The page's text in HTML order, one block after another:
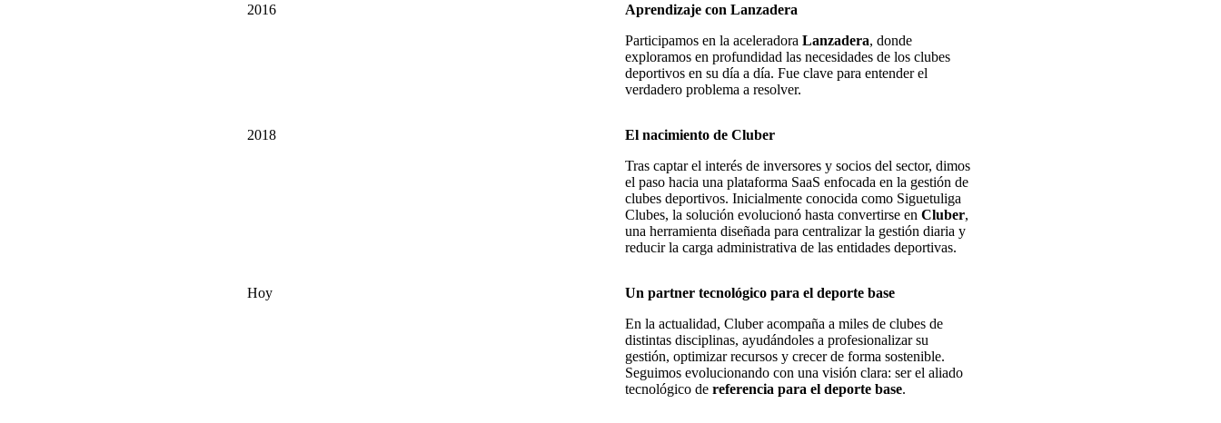
2016
Aprendizaje con Lanzadera
Participamos en la aceleradora Lanzadera, donde
exploramos en profundidad las necesidades de los clubes
deportivos en su día a día. Fue clave para entender el
verdadero problema a resolver.
2018
El nacimiento de Cluber
Tras captar el interés de inversores y socios del sector, dimos
el paso hacia una plataforma SaaS enfocada en la gestión de
clubes deportivos. Inicialmente conocida como Siguetuliga
Clubes, la solución evolucionó hasta convertirse en Cluber,
una herramienta diseñada para centralizar la gestión diaria y
reducir la carga administrativa de las entidades deportivas.
Hoy
Un partner tecnológico para el deporte base
En la actualidad, Cluber acompaña a miles de clubes de
distintas disciplinas, ayudándoles a profesionalizar su
gestión, optimizar recursos y crecer de forma sostenible.
Seguimos evolucionando con una visión clara: ser el aliado
tecnológico de referencia para el deporte base.